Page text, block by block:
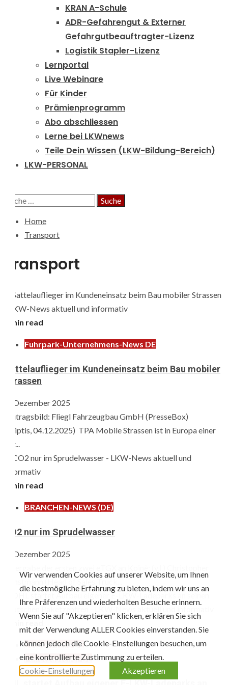
KRAN A-Schule
ADR-Gefahrengut & Externer
Gefahrgutbeauftragter-Lizenz
Logistik Stapler-Lizenz
Lernportal
Live Webinare
Für Kinder
Prämienprogramm
Abo abschliessen
Lerne bei LKWnews
Teile Dein Wissen (LKW-Bildung-Bereich)
LKW-PERSONAL
Suche
Home
Transport
Transport
3 min read
Fuhrpark-Unternehmens-News DE
Sattelauflieger im Kundeneinsatz beim Bau mobiler
Strassen
8. Dezember 2025
Beitragsbild: Fliegl Fahrzeugbau GmbH (PresseBox)
(Triptis, 04.12.2025) TPA Mobile Strassen ist in Europa einer
der...
3 min read
BRANCHEN-NEWS (DE)
CO2 nur im Sprudelwasser
5. Dezember 2025
Letzte Meile DE
Paketzusteller DE
Wir verwenden Cookies auf unserer Website, um Ihnen
die bestmögliche Erfahrung zu bieten, indem wir uns an
Ihre Präferenzen und wiederholten Besuche erinnern.
Wenn Sie auf "Akzeptieren" klicken, erklären Sie sich
mit der Verwendung ALLER Cookies einverstanden. Sie
können jedoch die Cookie-Einstellungen besuchen, um
eine kontrollierte Zustimmung zu erteilen.
Cookie-Einstellungen
Akzeptieren